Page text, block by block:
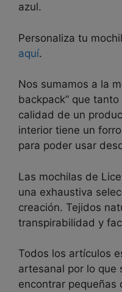
azul.
Personaliza tu
aquí.
Nos sumamos a la
backpack” que
calidad de un
interior tiene un
para poder usar
Las mochilas de
una exhaustiva
creación. Tejidos
transpirabilidad y
Todos los artículos
artesanal por lo que
encontrar pequeñas